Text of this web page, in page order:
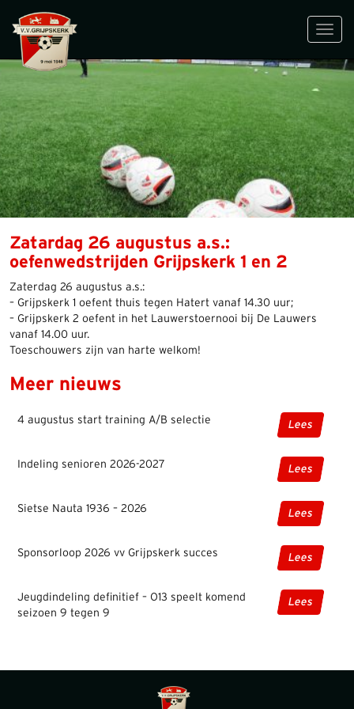
Zatardag 26 augustus a.s.:
oefenwedstrijden Grijpskerk 1 en 2
Zaterdag 26 augustus a.s.:
– Grijpskerk 1 oefent thuis tegen Hatert vanaf 14.30 uur;
– Grijpskerk 2 oefent in het Lauwerstoernooi bij De Lauwers
vanaf 14.00 uur.
Toeschouwers zijn van harte welkom!
Meer nieuws
4 augustus start training A/B selectie Lees
Indeling senioren 2026-2027 Lees
Sietse Nauta 1936 – 2026 Lees
Sponsorloop 2026 vv Grijpskerk succes Lees
Jeugdindeling definitief – O13 speelt komend
seizoen 9 tegen 9
Lees